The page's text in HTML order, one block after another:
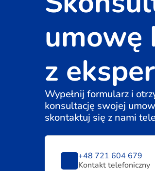
umowę
z
Wypełnij formularz i
konsultację swojej
skontaktuj się z nami
+48 721 604 679
Kontakt telefoniczny